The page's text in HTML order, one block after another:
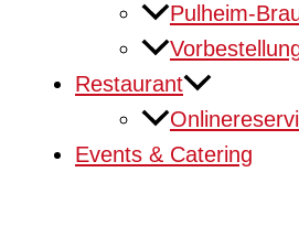
Pulheim-
Restaurant
Events & Catering